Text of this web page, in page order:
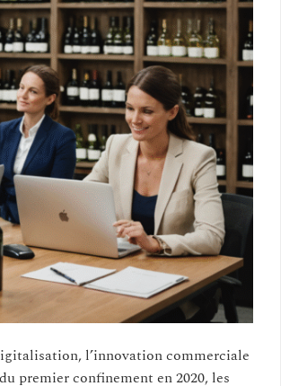
l’innovation commerciale
premier confinement en 2020, les